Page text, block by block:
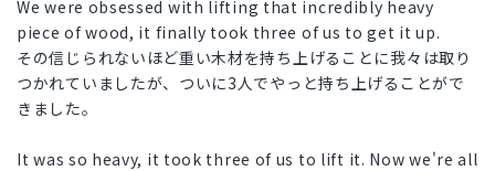
We were obsessed with lifting that incredibly heavy
piece of wood, it finally took three of us to get it up.
その信じられないほど重い木材を持ち上げることに我々は取り
つかれていましたが、ついに3人でやっと持ち上げることがで
きました。
It was so heavy, it took three of us to lift it. Now we're all